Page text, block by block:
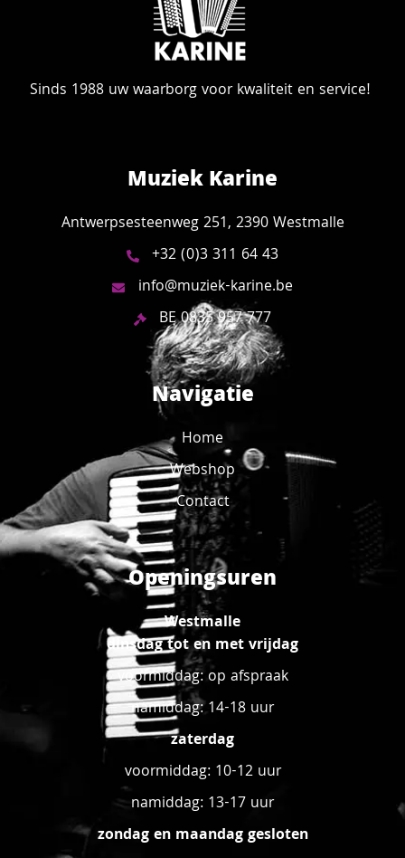
Sinds 1988 uw waarborg voor kwaliteit en service!
Muziek Karine
Antwerpsesteenweg 251, 2390 Westmalle
+32 (0)3 311 64 43
info@muziek-karine.be
BE 0835 957 777
Navigatie
Home
Webshop
Contact
Openingsuren
Westmalle
dinsdag tot en met vrijdag
voormiddag: op afspraak
namiddag: 14-18 uur
zaterdag
voormiddag: 10-12 uur
namiddag: 13-17 uur
zondag en maandag gesloten